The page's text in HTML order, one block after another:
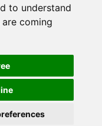
to understand
coming